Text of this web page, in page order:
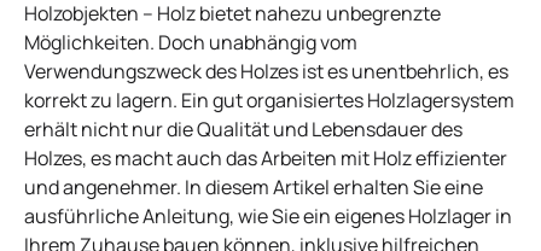
Holzobjekten – Holz bietet nahezu unbegrenzte
Möglichkeiten. Doch unabhängig vom
Verwendungszweck des Holzes ist es unentbehrlich, es
korrekt zu lagern. Ein gut organisiertes Holzlagersystem
erhält nicht nur die Qualität und Lebensdauer des
Holzes, es macht auch das Arbeiten mit Holz effizienter
und angenehmer. In diesem Artikel erhalten Sie eine
ausführliche Anleitung, wie Sie ein eigenes Holzlager in
Ihrem Zuhause bauen können, inklusive hilfreichen